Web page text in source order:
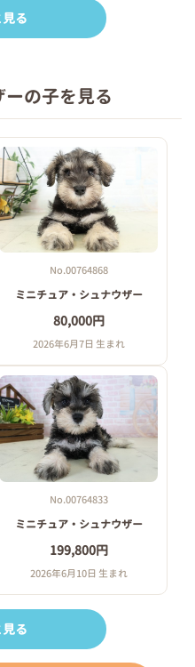
る
の子を見る
No.00764868
ミニチュア・シュナウザー
80,000円
2026年6月7日 生まれ
No.00764833
ミニチュア・シュナウザー
199,800円
2026年6月10日 生まれ
る